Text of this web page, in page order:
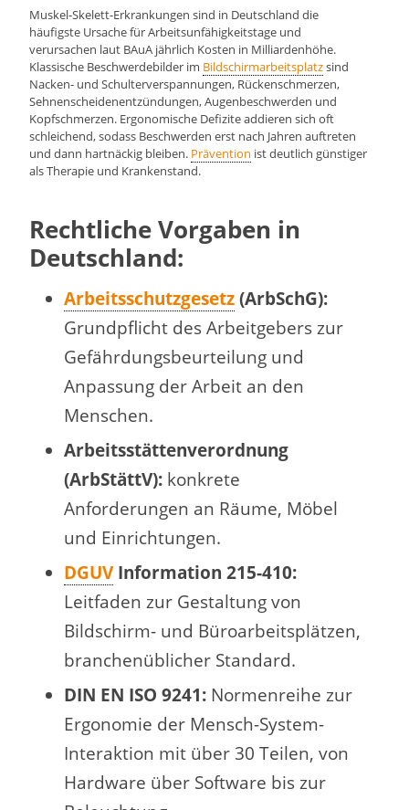
Muskel-Skelett-Erkrankungen sind in Deutschland die
häufigste Ursache für Arbeitsunfähigkeitstage und
verursachen laut BAuA jährlich Kosten in Milliardenhöhe.
Klassische Beschwerdebilder im Bildschirmarbeitsplatzsind
Nacken- und Schulterverspannungen, Rückenschmerzen,
Sehnenscheidenentzündungen, Augenbeschwerden und
Kopfschmerzen. Ergonomische Defizite addieren sich oft
schleichend, sodass Beschwerden erst nach Jahren auftreten
und dann hartnäckig bleiben. Prävention ist deutlich günstiger
als Therapie und Krankenstand.
Rechtliche Vorgaben in
Deutschland:
Arbeitsschutzgesetz(ArbSchG):
Grundpflicht des Arbeitgebers zur
Gefährdungsbeurteilung und
Anpassung der Arbeit an den
Menschen.
Arbeitsstättenverordnung
(ArbStättV): konkrete
Anforderungen an Räume, Möbel
und Einrichtungen.
DGUVInformation 215-410:
Leitfaden zur Gestaltung von
Bildschirm- und Büroarbeitsplätzen,
branchenüblicher Standard.
DIN EN ISO 9241: Normenreihe zur
Ergonomie der Mensch-System-
Interaktion mit über 30 Teilen, von
Hardware über Software bis zur